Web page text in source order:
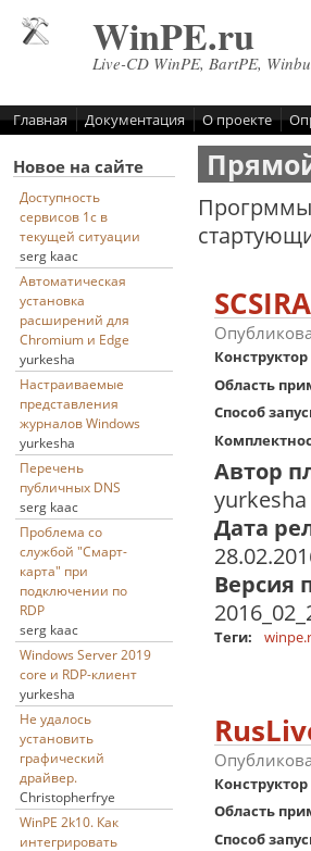
WinPE.ru
Live-CD WinPE, BartPE,
Главная Документация О проекте
Новое на сайте
Доступность
сервисов 1с в
текущей ситуации
serg kaac
Автоматическая
установка
расширений для
Chromium и Edge
yurkesha
Настраиваемые
представления
журналов Windows
yurkesha
Перечень
публичных DNS
serg kaac
Проблема со
службой "Смарт-
карта" при
подключении по
RDP
serg kaac
Windows Server 2019
core и RDP-клиент
yurkesha
Не удалось
установить
графический
драйвер.
Christopherfrye
WinPE 2k10. Как
интегрировать
Область
Способ
Автор
yurkesha
Дата
Версия
Теги:
Область
Способ